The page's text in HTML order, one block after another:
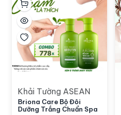
Khải Tường ASEAN
Briona Care Bộ Đôi
Dưỡng Trắng Chuẩn Spa